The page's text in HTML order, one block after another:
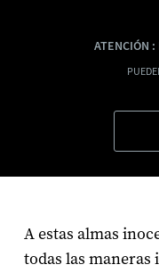
ATENCIÓN :
A estas almas
todas las maneras